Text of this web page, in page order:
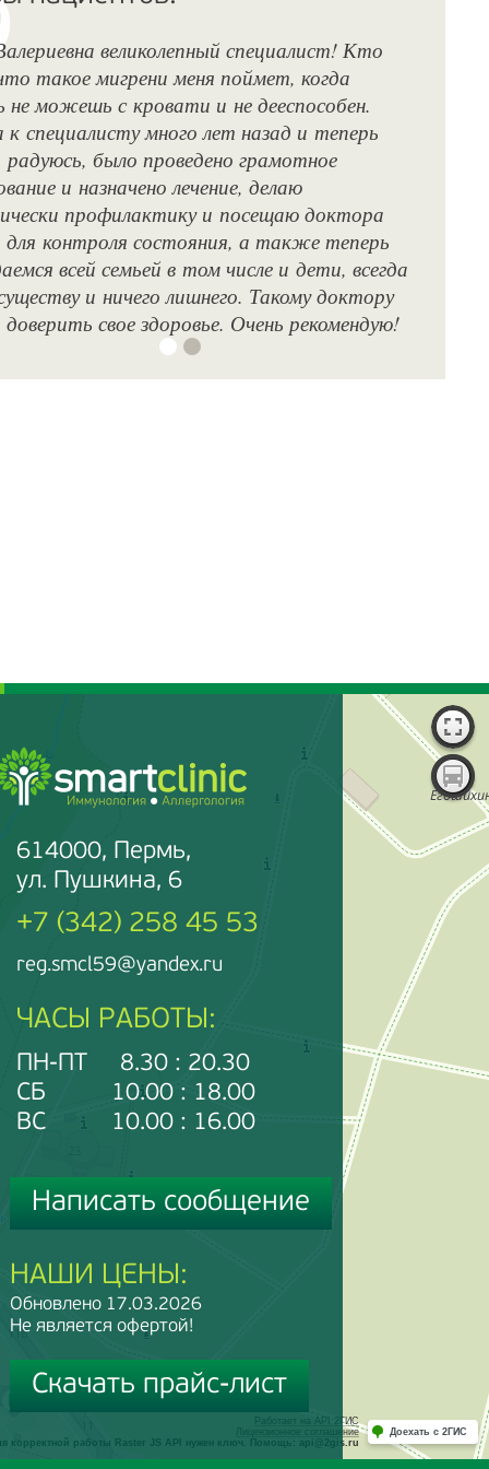
великолепный специалист! Кто
такое мигрени меня поймет, когда
не можешь с кровати и не дееспособен.
специалисту много лет назад и теперь
было проведено грамотное
и назначено лечение, делаю
профилактику и посещаю доктора
для контроля состояния, а также теперь
всей семьей в том числе и дети, всегда
и ничего лишнего. Такому доктору
свое здоровье. Очень рекомендую!
614000, Пермь,
ул. Пушкина, 6
+7 (342) 258 45 53
reg.smcl59@yandex.ru
ЧАСЫ РАБОТЫ:
ПН-ПТ 8.30 : 20.30
СБ 10.00 : 18.00
ВС 10.00 : 16.00
Написать сообщение
НАШИ ЦЕНЫ:
Обновлено 17.03.2026
Не является офертой!
Скачать прайс-лист